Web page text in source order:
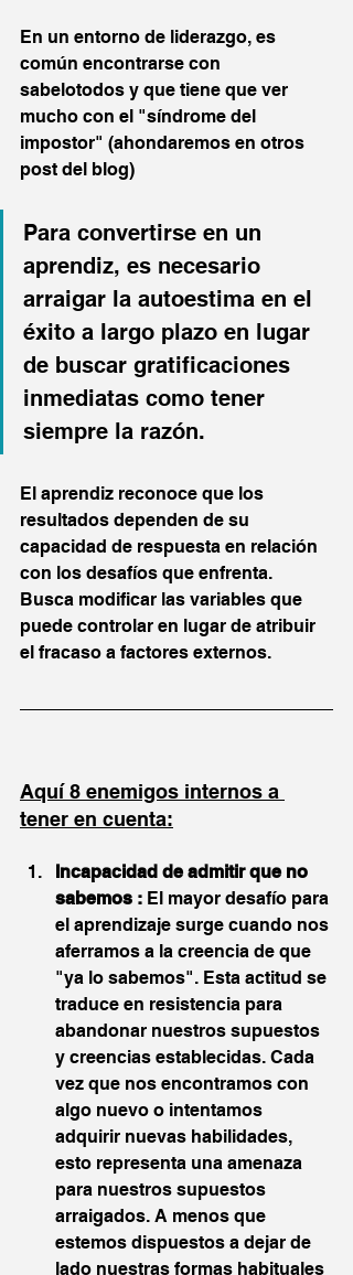
En un entorno de liderazgo, es
común encontrarse con
sabelotodos y que tiene que ver
mucho con el "síndrome del
impostor" (ahondaremos en otros
post del blog)
Para convertirse en un
aprendiz, es necesario
arraigar la autoestima en el
éxito a largo plazo en lugar
de buscar gratificaciones
inmediatas como tener
siempre la razón.
El aprendiz reconoce que los
resultados dependen de su
capacidad de respuesta en relación
con los desafíos que enfrenta.
Busca modificar las variables que
puede controlar en lugar de atribuir
el fracaso a factores externos.
Aquí 8 enemigos internos a
tener en cuenta:
Incapacidad de admitir que no
sabemos : El mayor desafío para
el aprendizaje surge cuando nos
aferramos a la creencia de que
"ya lo sabemos". Esta actitud se
traduce en resistencia para
abandonar nuestros supuestos
y creencias establecidas. Cada
vez que nos encontramos con
algo nuevo o intentamos
adquirir nuevas habilidades,
esto representa una amenaza
para nuestros supuestos
arraigados. A menos que
estemos dispuestos a dejar de
lado nuestras formas habituales